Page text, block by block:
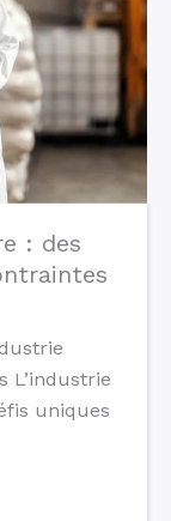
: des
L’industrie
uniques